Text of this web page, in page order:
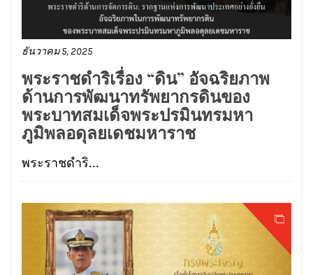
ธันวาคม 5, 2025
พระราชดำริเรื่อง “ดิน” อัจฉริยภาพ
ด้านการพัฒนาทรัพยากรดินของ
พระบาทสมเด็จพระปรมินทรมหา
ภูมิพลอดุลยเดชมหาราช
พระราชดำริ...